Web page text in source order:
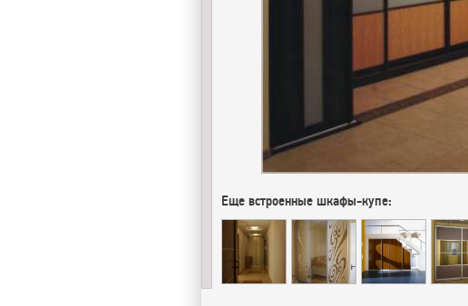
Еще встроенные шкафы-купе: